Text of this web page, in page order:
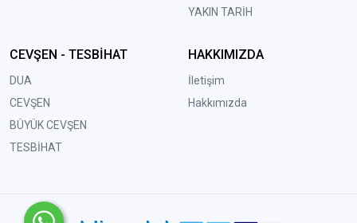
YAKIN TARİH
CEVŞEN - TESBİHAT
DUA
CEVŞEN
BÜYÜK CEVŞEN
TESBİHAT
HAKKIMIZDA
İletişim
Hakkımızda